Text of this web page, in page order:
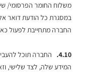
משלוח החומר הפרסומי/
במסגרת כל הודעת דואר
החברה מתחייבת לפעול כאמור תוך 14 ימים
4.10.
החברה תוכל
המידע שלה, לצד שלישי,